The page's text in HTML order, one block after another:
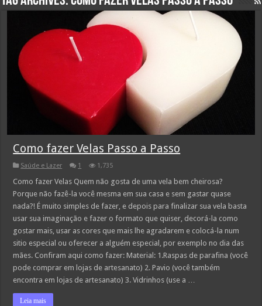
Como fazer Velas Passo a Passo
Saúde e Lazer 1 1,735
Como fazer Velas Quem não gosta de uma vela bem cheirosa?
Porque não fazê-la você mesma em sua casa e sem gastar quase
nada?! É muito simples de fazer, e depois para finalizar sua vela basta
usar sua imaginação e fazer o formato que quiser, decorá-la como
gostar mais, usar as cores que mais lhe agradarem e colocá-la num
sitio especial ou oferecer a alguém especial, por exemplo no dia das
mães. Confiram aqui como fazer: Material: 1.Raspas de parafina (você
pode comprar em lojas de artesanato) 2. Pavio (você também
encontra em lojas de artesanato) 3. Vidrinhos (use a …
Leia mais